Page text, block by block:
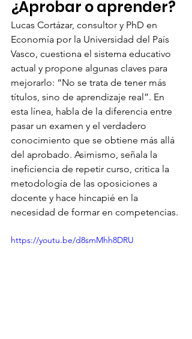
¿Aprobar o aprender?
Lucas Cortázar, consultor y PhD en
Economía por la Universidad del País
Vasco, cuestiona el sistema educativo
actual y propone algunas claves para
mejorarlo: “No se trata de tener más
títulos, sino de aprendizaje real”. En
esta línea, habla de la diferencia entre
pasar un examen y el verdadero
conocimiento que se obtiene más allá
del aprobado. Asimismo, señala la
ineficiencia de repetir curso, critica la
metodología de las oposiciones a
docente y hace hincapié en la
necesidad de formar en competencias.
https://youtu.be/d8smMhh8DRU